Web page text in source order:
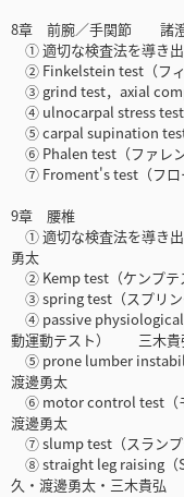
8章 前腕／手関節 諸
① 適切な検査法を導き
② Finkelstein test（フィ
③ grind test，axial
④ ulnocarpal stress test
⑤ carpal supination test
⑥ Phalen test（ファレン
⑦ Froment's test（フロ
9章 腰椎
① 適切な検査法を導き
勇太
② Kemp test（ケンプ
③ spring test（スプリ
④ passive physiological
動運動テスト） 三木貴
⑤ prone lumber
渡邊勇太
⑥ motor control test（
渡邊勇太
⑦ slump test（スラン
⑧ straight leg raising（
久・渡邊勇太・三木貴弘